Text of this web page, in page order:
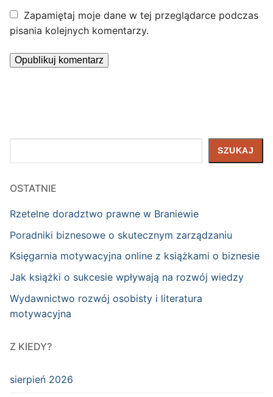
Zapamiętaj moje dane w tej przeglądarce podczas
pisania kolejnych komentarzy.
SZUKAJ
OSTATNIE
Rzetelne doradztwo prawne w Braniewie
Poradniki biznesowe o skutecznym zarządzaniu
Księgarnia motywacyjna online z książkami o biznesie
Jak książki o sukcesie wpływają na rozwój wiedzy
Wydawnictwo rozwój osobisty i literatura
motywacyjna
Z KIEDY?
sierpień 2026